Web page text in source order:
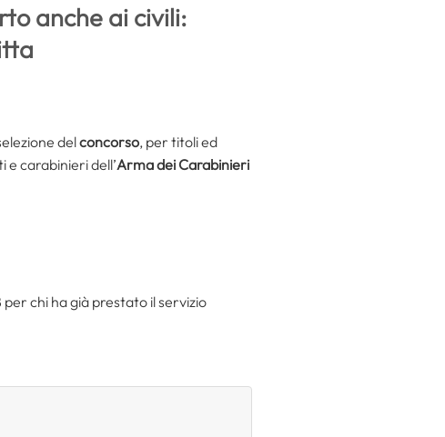
anche ai civili:
delconcorso, per titoli ed
carabinieri dell’Arma dei Carabinieri
chi ha già prestato il servizio